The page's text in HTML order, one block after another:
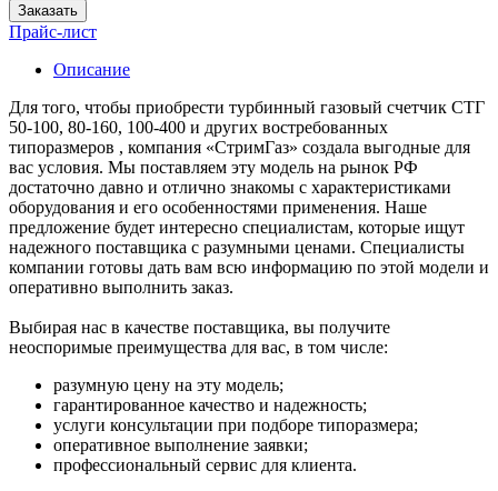
Заказать
Прайс-лист
Описание
Для того, чтобы приобрести турбинный газовый счетчик СТГ
50-100, 80-160, 100-400 и других востребованных
типоразмеров , компания «СтримГаз» создала выгодные для
вас условия. Мы поставляем эту модель на рынок РФ
достаточно давно и отлично знакомы с характеристиками
оборудования и его особенностями применения. Наше
предложение будет интересно специалистам, которые ищут
надежного поставщика с разумными ценами. Специалисты
компании готовы дать вам всю информацию по этой модели и
оперативно выполнить заказ.
Выбирая нас в качестве поставщика, вы получите
неоспоримые преимущества для вас, в том числе:
разумную цену на эту модель;
гарантированное качество и надежность;
услуги консультации при подборе типоразмера;
оперативное выполнение заявки;
профессиональный сервис для клиента.